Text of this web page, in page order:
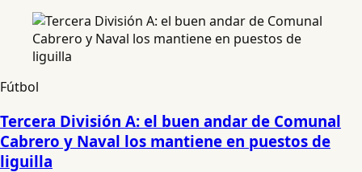
Fútbol
Tercera División A: el buen andar de Comunal
Cabrero y Naval los mantiene en puestos de
liguilla